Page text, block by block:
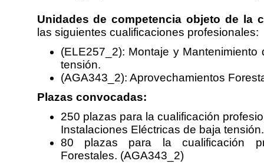
Unidades de competencia objeto de la
las siguientes cualificaciones profesionales:
(ELE257_2): Montaje y
tensión.
(AGA343_2): Aprovechamientos
Plazas convocadas:
250 plazas para la cualificación
Instalaciones Eléctricas de baja
80 plazas para la cualificación
Forestales. (AGA343_2)